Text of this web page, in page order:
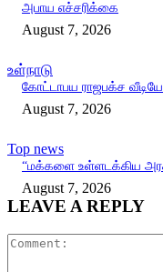
அபாய எச்சரிக்கை
August 7, 2026
உள்நாடு
கோட்டாபய ராஜபக்ச
August 7, 2026
Top news
“மக்களை உள்ளடக்கிய
August 7, 2026
LEAVE A REPLY